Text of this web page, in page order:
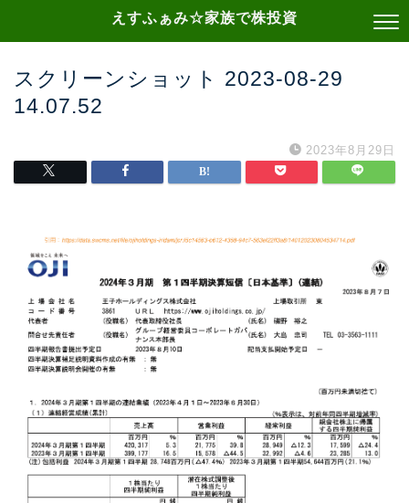
えすふぁみ☆家族で株投資
スクリーンショット 2023-08-29
14.07.52
2023年8月29日